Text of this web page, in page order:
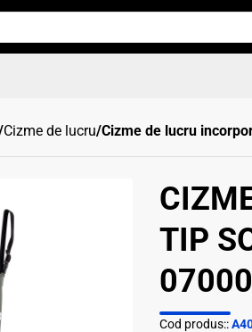
Cizme de lucru/Cizme de lucru
TIP
Cod produs::